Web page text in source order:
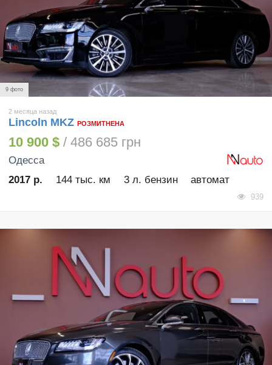
9 фото
2 месяца назад
Lincoln MKZ РОЗМИТНЕНА
10 900 $ / 486 685 грн
Одесса
2017 р.
144 тыс. км 3 л. бензин автомат
939